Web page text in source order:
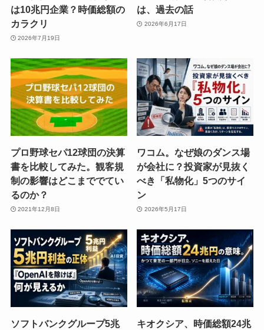
は10兆円企業？時価総額の
カラクリ
2026年7月19日
は、過去の話
2026年6月17日
プロ野球セパ12球団の決算
書を比較してみた。観客規
制の影響はどこまででてい
るのか？
2021年12月8日
ワコム。なぜ娘のダンス場
が会社に？投資家が見抜く
べき「私物化」5つのサイ
ン
2026年5月17日
ソフトバンクグループ5兆
キオクシア、時価総額24兆